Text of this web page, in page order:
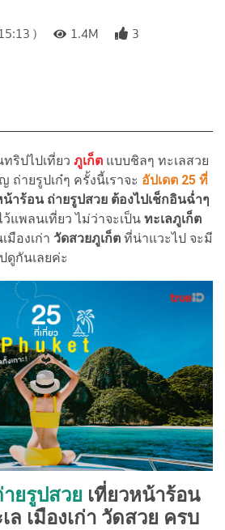
)
1.4M 3
ริปไปเที่ยว ภูเก็ต แบบชิลๆ ทะเลสวย
ถ่ายรูปเก๋ๆ ครั้งนี้เราจะ อัปเดต 25 ที่
น้าร้อน ถ่ายรูปสวย ต้องไปเช็กอินฉ่ำๆ
แพลนเที่ยว ไม่ว่าจะเป็น ทะเลภูเก็ต
มืองเก่า วัดสวยภูเก็ต ที่น่าแวะไป จะมี
ดูกันเลยค่ะ
ยรูปสวย เที่ยวหน้าร้อน
ล เมืองเก่า วัดสวย ครบ